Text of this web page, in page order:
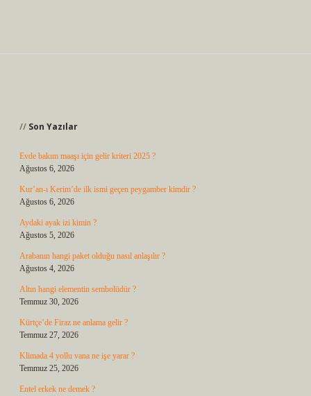
Son Yazılar
Evde bakım maaşı için gelir kriteri 2025 ?
Ağustos 6, 2026
Kur’an-ı Kerim’de ilk ismi geçen peygamber kimdir ?
Ağustos 6, 2026
Aydaki ayak izi kimin ?
Ağustos 5, 2026
Arabanın hangi paket olduğu nasıl anlaşılır ?
Ağustos 4, 2026
Altın hangi elementin sembolüdür ?
Temmuz 30, 2026
Kürtçe’de Firaz ne anlama gelir ?
Temmuz 27, 2026
Klimada 4 yollu vana ne işe yarar ?
Temmuz 25, 2026
Entel erkek ne demek ?